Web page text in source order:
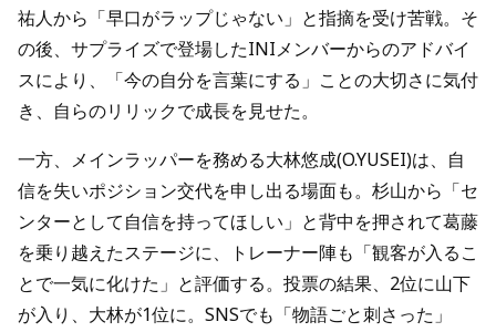
祐人から「早口がラップじゃない」と指摘を受け苦戦。そ
の後、サプライズで登場したINIメンバーからのアドバイ
スにより、「今の自分を言葉にする」ことの大切さに気付
き、自らのリリックで成長を見せた。
一方、メインラッパーを務める大林悠成(O.YUSEI)は、自
信を失いポジション交代を申し出る場面も。杉山から「セ
ンターとして自信を持ってほしい」と背中を押されて葛藤
を乗り越えたステージに、トレーナー陣も「観客が入るこ
とで一気に化けた」と評価する。投票の結果、2位に山下
が入り、大林が1位に。SNSでも「物語ごと刺さった」